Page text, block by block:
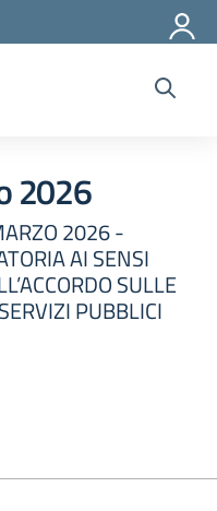
2026
2026 -
AI SENSI
SULLE
PUBBLICI